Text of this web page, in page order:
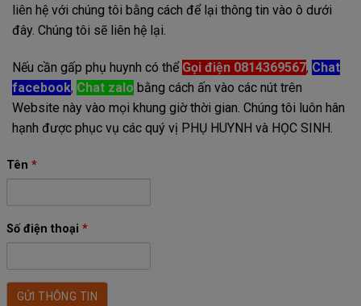
liên hệ với chúng tôi bằng cách để lại thông tin vào ô dưới
đây. Chúng tôi sẽ liên hệ lại.
Nếu cần gấp phụ huynh có thể Gọi điện 0814369567, Chat
facebook, Chat zalo bằng cách ấn vào các nút trên
Website này vào mọi khung giờ thời gian. Chúng tôi luôn hân
hạnh được phục vụ các quý vị PHỤ HUYNH và HỌC SINH.
Tên *
Số điện thoại *